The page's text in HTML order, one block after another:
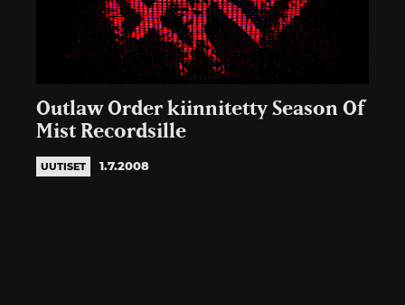
Outlaw Order kiinnitetty Season Of
Mist Recordsille
UUTISET 1.7.2008